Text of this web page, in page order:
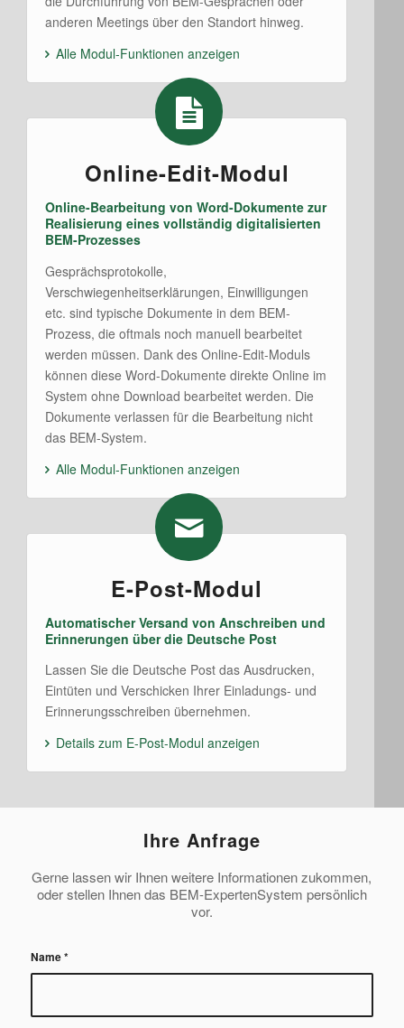
anderen Meetings über den Standort hinweg.
Alle Modul-Funktionen anzeigen
Online-Edit-Modul
Online-Bearbeitung von Word-Dokumente zur
Realisierung eines vollständig digitalisierten
BEM-Prozesses
Gesprächsprotokolle,
Verschwiegenheitserklärungen, Einwilligungen
etc. sind typische Dokumente in dem BEM-
Prozess, die oftmals noch manuell bearbeitet
werden müssen. Dank des Online-Edit-Moduls
können diese Word-Dokumente direkte Online im
System ohne Download bearbeitet werden. Die
Dokumente verlassen für die Bearbeitung nicht
das BEM-System.
Alle Modul-Funktionen anzeigen
E-Post-Modul
Automatischer Versand von Anschreiben und
Erinnerungen über die Deutsche Post
Lassen Sie die Deutsche Post das Ausdrucken,
Eintüten und Verschicken Ihrer Einladungs- und
Erinnerungsschreiben übernehmen.
Details zum E-Post-Modul anzeigen
Ihre Anfrage
Gerne lassen wir Ihnen weitere Informationen zukommen,
oder stellen Ihnen das BEM-ExpertenSystem persönlich
vor.
Name*